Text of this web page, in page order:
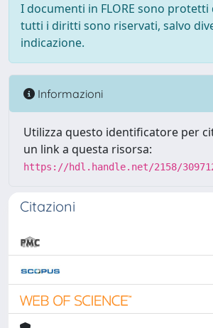
I documenti in FLORE sono
tutti i diritti sono riservati, salvo
indicazione.
Informazioni
Utilizza questo identificatore per
un link a questa risorsa:
https://hdl.handle.net/2158/
Citazioni